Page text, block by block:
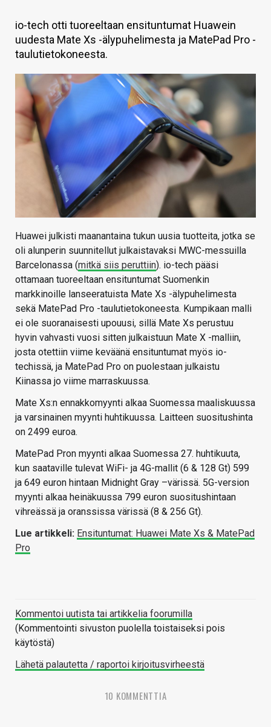
HINTA.FI
KAUPPA
VAIHDA TEEMA
HAKU
io-tech otti tuoreeltaan ensituntumat Huawein
uudesta Mate Xs -älypuhelimesta ja MatePad Pro -
taulutietokoneesta.
Huawei julkisti maanantaina tukun uusia tuotteita, jotka se
oli alunperin suunnitellut julkaistavaksi MWC-messuilla
Barcelonassa (mitkä siis peruttiin). io-tech pääsi
ottamaan tuoreeltaan ensituntumat Suomenkin
markkinoille lanseeratuista Mate Xs -älypuhelimesta
sekä MatePad Pro -taulutietokoneesta. Kumpikaan malli
ei ole suoranaisesti upouusi, sillä Mate Xs perustuu
hyvin vahvasti vuosi sitten julkaistuun Mate X -malliin,
josta otettiin viime keväänä ensituntumat myös io-
techissä, ja MatePad Pro on puolestaan julkaistu
Kiinassa jo viime marraskuussa.
Mate Xs:n ennakkomyynti alkaa Suomessa maaliskuussa
ja varsinainen myynti huhtikuussa. Laitteen suositushinta
on 2499 euroa.
MatePad Pron myynti alkaa Suomessa 27. huhtikuuta,
kun saataville tulevat WiFi- ja 4G-mallit (6 & 128 Gt) 599
ja 649 euron hintaan Midnight Gray –värissä. 5G-version
myynti alkaa heinäkuussa 799 euron suositushintaan
vihreässä ja oranssissa värissä (8 & 256 Gt).
Lue artikkeli: Ensituntumat: Huawei Mate Xs & MatePad
Pro
Kommentoi uutista tai artikkelia foorumilla
(Kommentointi sivuston puolella toistaiseksi pois
käytöstä)
Lähetä palautetta / raportoi kirjoitusvirheestä
10 KOMMENTTIA